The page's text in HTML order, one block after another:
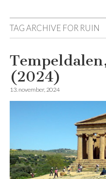
TAG ARCHIVE FOR RUIN
(2024)
13. november, 2024